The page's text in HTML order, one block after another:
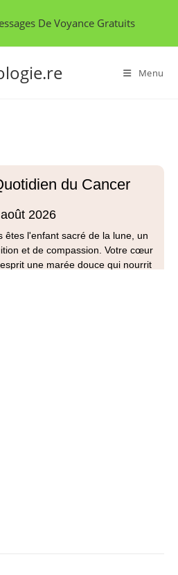
De Voyance Gratuits
Menu